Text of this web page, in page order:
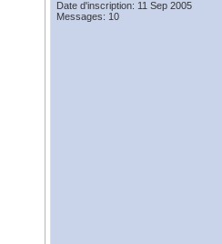
Date d'inscription: 11 Sep 2005
Messages: 10